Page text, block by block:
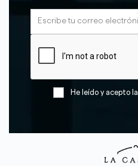
He leído y acepto la